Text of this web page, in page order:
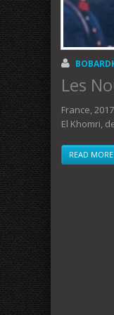
Les
France,
El Khomri,
READ MORE